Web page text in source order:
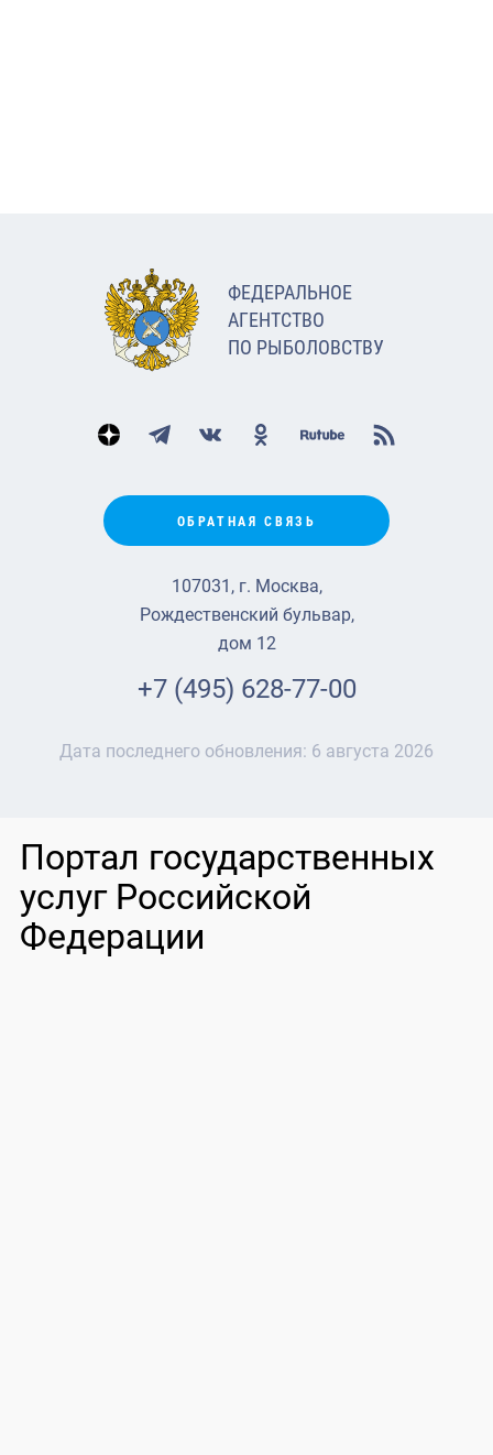
ФЕДЕРАЛЬНОЕ
АГЕНТСТВО
ПО РЫБОЛОВСТВУ
ОБРАТНАЯ СВЯЗЬ
107031, г. Москва,
Рождественский бульвар,
дом 12
+7 (495) 628-77-00
Дата последнего обновления: 6 августа 2026
Портал государственных
услуг Российской
Федерации